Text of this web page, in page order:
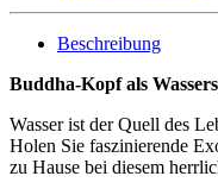
Beschreibung
Buddha-Kopf als
Wasser ist der Quell des
Holen Sie faszinierende
zu Hause bei diesem